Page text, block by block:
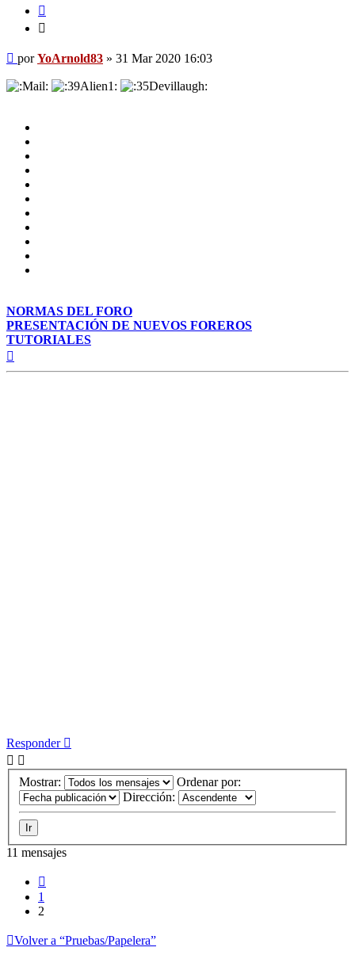
Mensaje
porYoArnold83 » 31 Mar 2020 16:03
NORMAS DEL FORO
PRESENTACIÓN DE NUEVOS FOREROS
TUTORIALES
Responder
Mostrar:
Ordenar por:
Dirección:
11 mensajes
1
2
Volver a “Pruebas/Papelera”